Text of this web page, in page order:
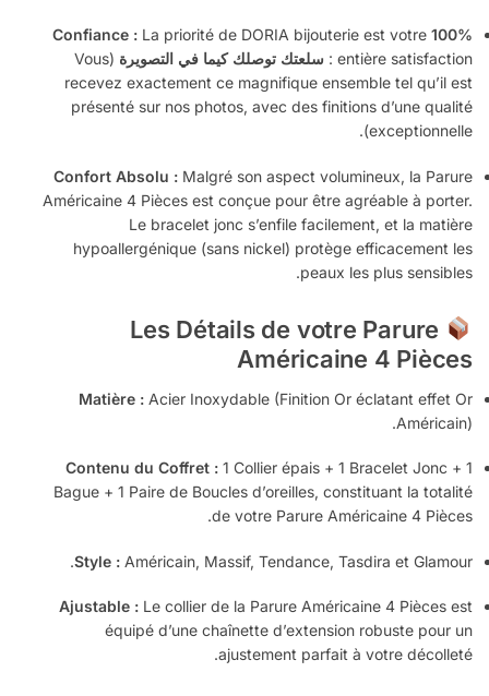
100% Confiance :
La priorité de DORIA bijouterie est votre
entière satisfaction :
سلعتك توصلك كيما في التصويرة (Vous
recevez exactement ce magnifique ensemble tel qu’il est
présenté sur nos photos, avec des finitions d’une qualité
exceptionnelle).
Confort Absolu : Malgré son aspect volumineux, la Parure
Américaine 4 Pièces est conçue pour être agréable à porter.
Le bracelet jonc s’enfile facilement, et la matière
hypoallergénique (sans nickel) protège efficacement les
peaux les plus sensibles.
Les Détails de votre Parure
Américaine 4 Pièces
Matière : Acier Inoxydable (Finition Or éclatant effet Or
Américain).
Contenu du Coffret : 1 Collier épais + 1 Bracelet Jonc + 1
Bague + 1 Paire de Boucles d’oreilles, constituant la totalité
de votre Parure Américaine 4 Pièces.
Style : Américain, Massif, Tendance, Tasdira et Glamour.
Ajustable : Le collier de la Parure Américaine 4 Pièces est
équipé d’une chaînette d’extension robuste pour un
ajustement parfait à votre décolleté.